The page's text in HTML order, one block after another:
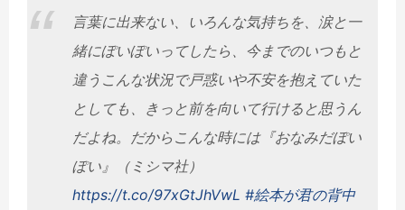
言葉に出来ない、いろんな気持ちを、涙と一
緒にぽいぽいってしたら、今までのいつもと
違うこんな状況で戸惑いや不安を抱えていた
としても、きっと前を向いて行けると思うん
だよね。だからこんな時には『おなみだぽい
ぽい』（ミシマ社）
https://t.co/97xGtJhVwL #絵本が君の背中